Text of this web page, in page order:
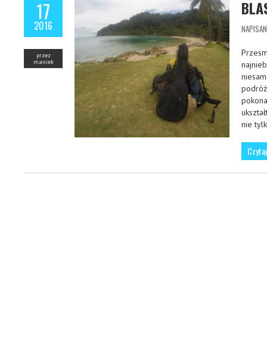
17
2016
przez
maniek
nie